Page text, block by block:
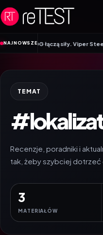
Przejdź do treści
NAJNOWSZE
łączą siły. Viper Steel 5 Infinite
TEMAT
Recenzje, poradniki i
tak, żeby szybciej dotrzeć
3
MATERIAŁÓW